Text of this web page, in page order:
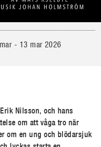
- 13 mar 2026
Nilsson, och hans
om att våga tro när
om en ung och blödarsjuk